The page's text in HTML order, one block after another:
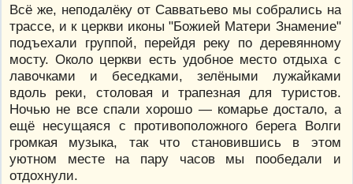
Всё же, неподалёку от Савватьево мы собрались на
трассе, и к церкви иконы "Божией Матери Знамение"
подъехали группой, перейдя реку по деревянному
мосту. Около церкви есть удобное место отдыха с
лавочками и беседками, зелёными лужайками
вдоль реки, столовая и трапезная для туристов.
Ночью не все спали хорошо — комарье достало, а
ещё несущаяся с противоположного берега Волги
громкая музыка, так что становившись в этом
уютном месте на пару часов мы пообедали и
отдохнули.